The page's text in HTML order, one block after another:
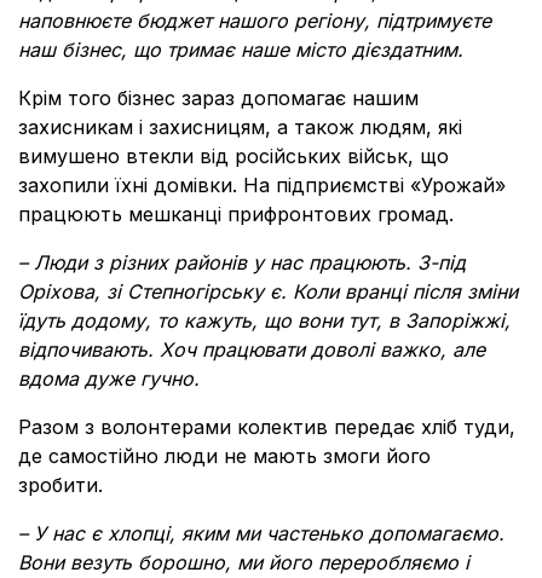
наповнюєте бюджет нашого регіону, підтримуєте
наш бізнес, що тримає наше місто дієздатним.
Крім того бізнес зараз допомагає нашим
захисникам і захисницям, а також людям, які
вимушено втекли від російських військ, що
захопили їхні домівки. На підприємстві «Урожай»
працюють мешканці прифронтових громад.
–Люди з різних районів у нас працюють. З-під
Оріхова, зі Степногірську є. Коли вранці після зміни
їдуть додому, то кажуть, що вони тут, в Запоріжжі,
відпочивають. Хоч працювати доволі важко, але
вдома дуже гучно.
Разом з волонтерами колектив передає хліб туди,
де самостійно люди не мають змоги його
зробити.
– У нас є хлопці, яким ми частенько допомагаємо.
Вони везуть борошно, ми його переробляємо і